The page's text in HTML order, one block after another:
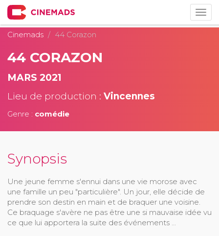
Cinemads
44 Corazon
44 CORAZON
MARS 2021
Lieu de production : Vincennes
Genre : comédie
Synopsis
Une jeune femme s'ennui dans une vie morose avec
une famille un peu "particulière". Un jour, elle décide de
prendre son destin en main et de braquer une voisine.
Ce braquage s'avère ne pas être une si mauvaise idée vu
ce que lui apportera la suite des événements ...